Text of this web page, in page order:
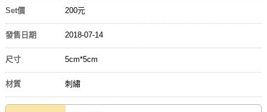
Set價 200元
發售日期 2018-07-14
尺寸 5cm*5cm
材質 刺繡